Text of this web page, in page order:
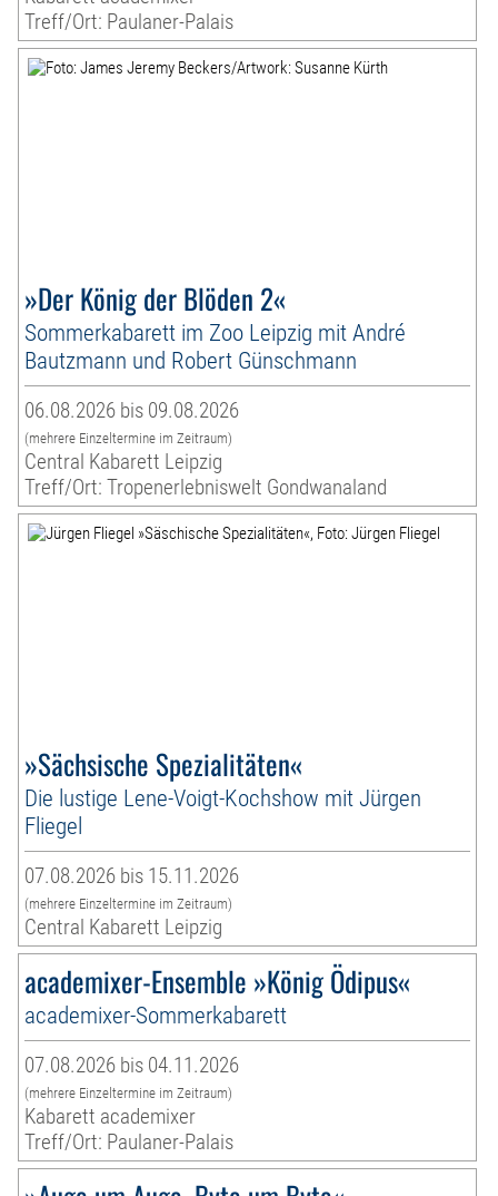
Treff/Ort: Paulaner-Palais
»Der König der Blöden 2«
Sommerkabarett im Zoo Leipzig mit André
Bautzmann und Robert Günschmann
06.08.2026 bis 09.08.2026
(mehrere Einzeltermine im Zeitraum)
Central Kabarett Leipzig
Treff/Ort: Tropenerlebniswelt Gondwanaland
»Sächsische Spezialitäten«
Die lustige Lene-Voigt-Kochshow mit Jürgen
Fliegel
07.08.2026 bis 15.11.2026
(mehrere Einzeltermine im Zeitraum)
Central Kabarett Leipzig
academixer-Ensemble »König Ödipus«
academixer-Sommerkabarett
07.08.2026 bis 04.11.2026
(mehrere Einzeltermine im Zeitraum)
Kabarett academixer
Treff/Ort: Paulaner-Palais